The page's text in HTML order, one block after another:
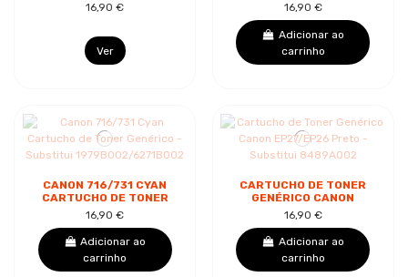
GENÉRICO -
SUBSTITUI 2785B002
16,90 €
Ver
716/731 AMARELO -
SUBSTITUI
1977B002/6269B002
16,90 €
Adicionar ao
carrinho
CANON 716/731 CYAN
CARTUCHO DE TONER
GENÉRICO -
SUBSTITUI
1979B002/6271B002
16,90 €
Adicionar ao
carrinho
CARTUCHO DE TONER
GENÉRICO CANON
EP27/EP26 PRETO -
SUBSTITUI 8489A002
16,90 €
Adicionar ao
carrinho